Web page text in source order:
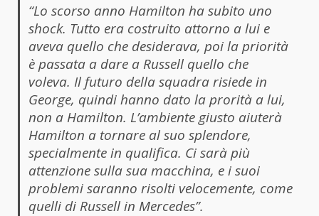
“Lo scorso anno Hamilton ha subito uno
shock. Tutto era costruito attorno a lui e
aveva quello che desiderava, poi la priorità
è passata a dare a Russell quello che
voleva. Il futuro della squadra risiede in
George, quindi hanno dato la prorità a lui,
non a Hamilton. L’ambiente giusto aiuterà
Hamilton a tornare al suo splendore,
specialmente in qualifica. Ci sarà più
attenzione sulla sua macchina, e i suoi
problemi saranno risolti velocemente, come
quelli di Russell in Mercedes”.